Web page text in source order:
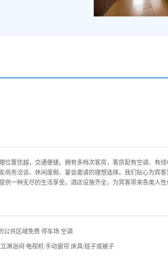
置优越，交通便捷。拥有多档次客房，客房配有空调、有线
商务洽谈、休闲度假、宴会邀请的理想选择。我们贴心为宾客
供一种无尽的生活享受。酒店设施齐全，为宾客带来各类人
公共区域免费 停车场 空调
淋浴间 电视机 手动窗帘 床具:毯子或被子